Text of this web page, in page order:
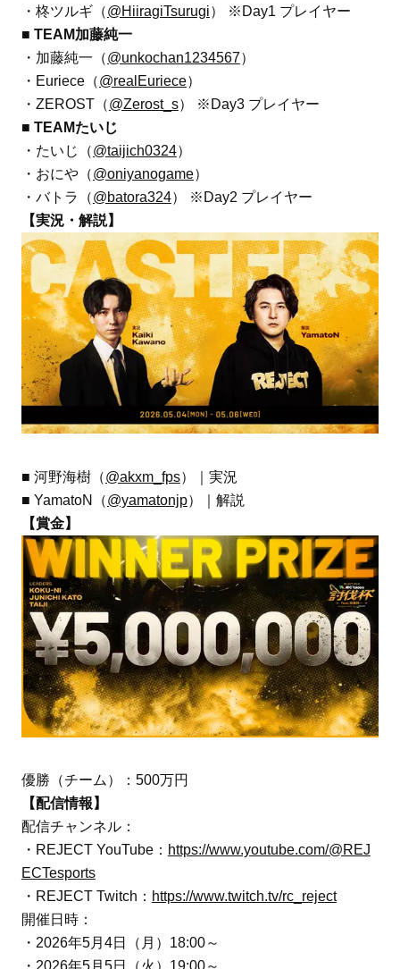
・柊ツルギ（@HiiragiTsurugi） ※Day1 プレイヤー
■ TEAM加藤純一
・加藤純一（@unkochan1234567）
・Euriece（@realEuriece）
・ZEROST（@Zerost_s） ※Day3 プレイヤー
■ TEAMたいじ
・たいじ（@taijich0324）
・おにや（@oniyanogame）
・バトラ（@batora324） ※Day2 プレイヤー
【実況・解説】
■ 河野海樹（@akxm_fps）｜実況
■ YamatoN（@yamatonjp）｜解説
【賞金】
優勝（チーム）：500万円
【配信情報】
配信チャンネル：
・REJECT YouTube： https://www.youtube.com/@REJ
ECTesports
・REJECT Twitch： https://www.twitch.tv/rc_reject
開催日時：
・2026年5月4日（月）18:00～